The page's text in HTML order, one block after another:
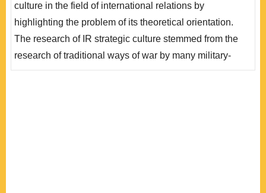
目前，西方關於戰略文化研究的文獻相當多，但在這豐富
的文獻中迄今仍尚未產生一個共同而且被接受的戰略文化
culture in the field of international relations by
highlighting the problem of its theoretical orientation.
The research of IR strategic culture stemmed from the
research of traditional ways of war by many military-
historical scholars and started to emerge since the